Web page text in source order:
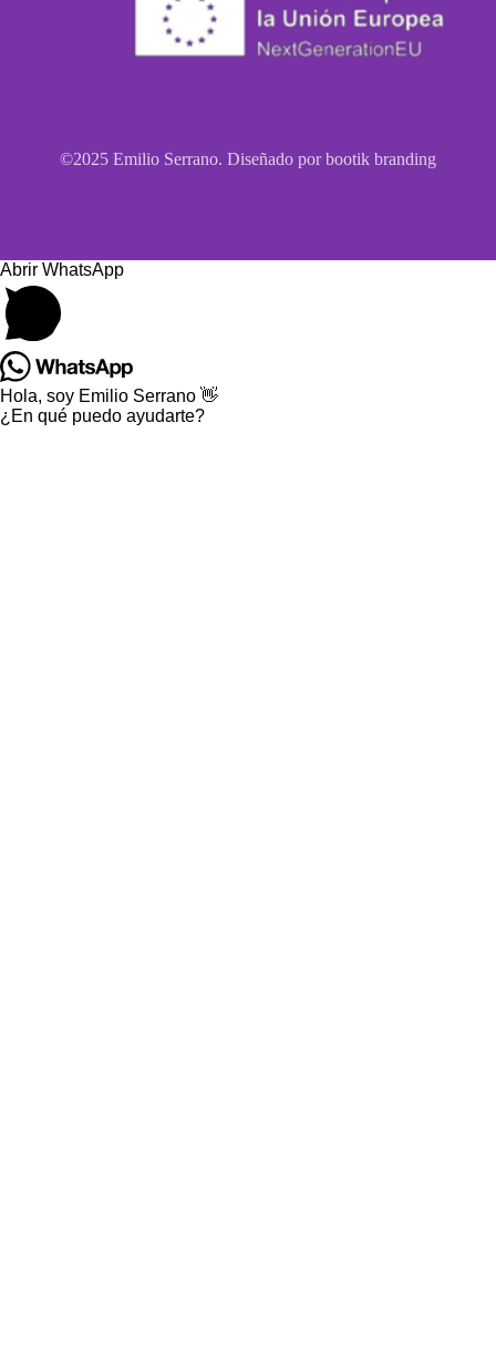
©2025 Emilio Serrano. Diseñado por bootik branding
Abrir WhatsApp
Hola, soy Emilio Serrano 👋
¿En qué puedo ayudarte?